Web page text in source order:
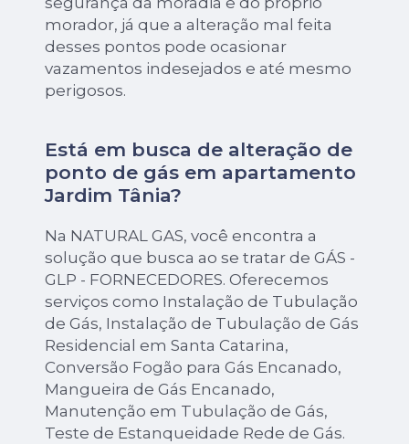
morador, já que a alteração mal feita
desses pontos pode ocasionar
vazamentos indesejados e até mesmo
perigosos.
Está em busca de alteração de
ponto de gás em apartamento
Jardim Tânia?
Na NATURAL GAS, você encontra a
solução que busca ao se tratar de GÁS -
GLP - FORNECEDORES. Oferecemos
serviços como Instalação de Tubulação
de Gás, Instalação de Tubulação de Gás
Residencial em Santa Catarina,
Conversão Fogão para Gás Encanado,
Mangueira de Gás Encanado,
Manutenção em Tubulação de Gás,
Teste de Estanqueidade Rede de Gás.